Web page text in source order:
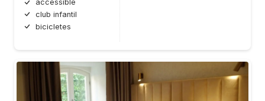
accessible
club infantil
bicicletes